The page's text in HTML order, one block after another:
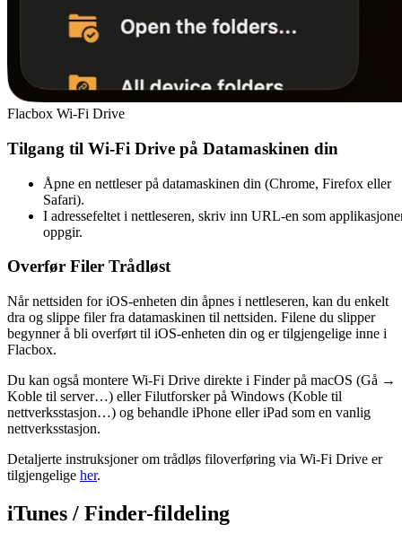
Flacbox Wi-Fi Drive
Tilgang til Wi-Fi Drive på Datamaskinen din
Åpne en nettleser på datamaskinen din (Chrome, Firefox eller
Safari).
I adressefeltet i nettleseren, skriv inn URL-en som
oppgir.
Overfør Filer Trådløst
Når nettsiden for iOS-enheten din åpnes i nettleseren, kan du enkelt
dra og slippe filer fra datamaskinen til nettsiden. Filene du slipper
begynner å bli overført til iOS-enheten din og er tilgjengelige inne i
Flacbox.
Du kan også montere Wi-Fi Drive direkte i Finder på macOS (Gå →
Koble til server…) eller Filutforsker på Windows (Koble til
nettverksstasjon…) og behandle iPhone eller iPad som en vanlig
nettverksstasjon.
Detaljerte instruksjoner om trådløs filoverføring via Wi-Fi Drive er
tilgjengelige her.
iTunes / Finder-fildeling